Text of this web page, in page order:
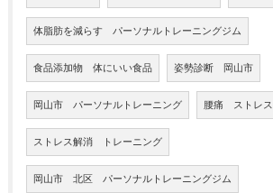
体脂肪を減らす パーソナルトレーニングジム
食品添加物 体にいい食品 姿勢診断 岡山市
岡山市 パーソナルトレーニング 腰痛 ストレス
ストレス解消 トレーニング
岡山市 北区 パーソナルトレーニングジム